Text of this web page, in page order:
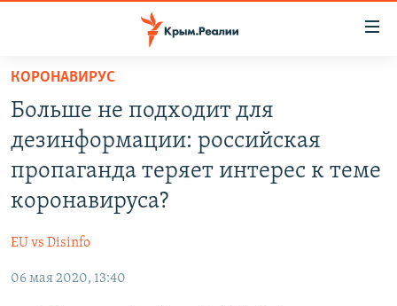
Вернуться
основному
содержанию
главной
Вернутся
СПЕЦПРОЕКТЫ
КАРТА ВОЕННЫХ ОБЪЕКТОВ КРЫМА
ИНФОГРАФИКА
КАК ОБОЙТИ БЛОКИРОВКУ
КОРОНАВИРУС
Больше не подходит для
дезинформации: российская
пропаганда теряет интерес к теме
коронавируса?
EU vs Disinfo
06 мая 2020, 13:40